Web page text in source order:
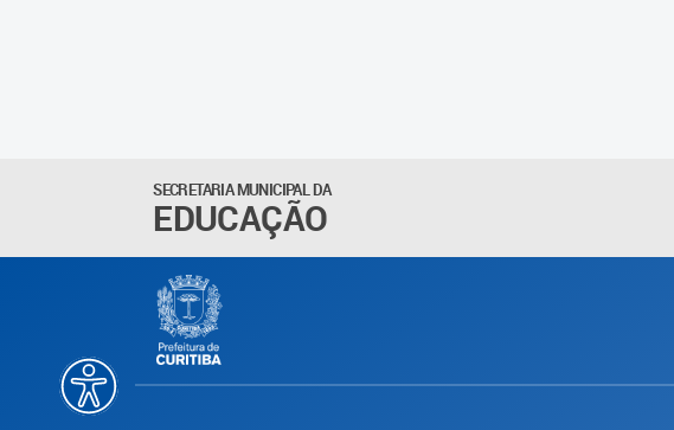
SECRETARIA MUNICIPAL DA
EDUCAÇÃO